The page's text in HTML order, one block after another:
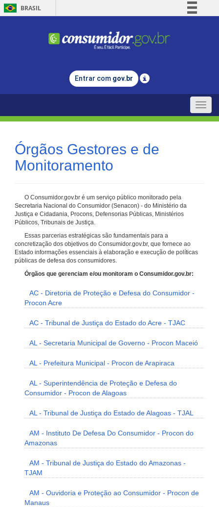
BRASIL
Comunica BR
Legislação
Entrar com gov.br
Toggle
Órgãos Gestores e de
Monitoramento
O Consumidor.gov.br é um serviço público monitorado pela
Secretaria Nacional do Consumidor (Senacon) - do Ministério da
Justiça e Cidadania, Procons, Defensorias Públicas, Ministérios
Públicos, Tribunais de Justiça.
Essas parcerias estratégicas são fundamentais para a
concretização dos objetivos do Consumidor.gov.br, que fornece ao
Estado informações essenciais à elaboração e execução de políticas
públicas de defesa dos consumidores.
Órgãos que gerenciam e/ou monitoram o Consumidor.gov.br:
AC - Diretoria de Proteção e Defesa do Consumidor -
Procon Acre
AC - Tribunal de Justiça do Estado do Acre - TJAC
AL - Secretaria Municipal de Governo - Procon Maceió
AL - Prefeitura Municipal - Procon de Arapiraca
AL - Superintendência de Proteção e Defesa do
Consumidor - Procon de Alagoas
AL - Tribunal de Justiça do Estado de Alagoas - TJAL
AM - Instituto De Defesa Do Consumidor - Procon do
Amazonas
AM - Tribunal de Justiça do Estado do Amazonas -
TJAM
AM - Ouvidoria e Proteção ao Consumidor - Procon de
Manaus